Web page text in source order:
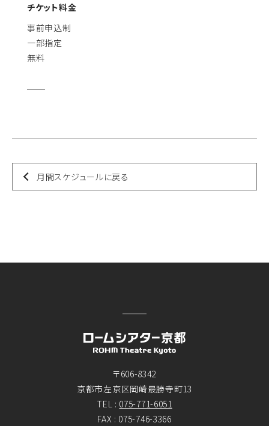
チケット料金
事前申込制
一部指定
無料
月間スケジュールに戻る
〒606-8342
京都市左京区岡崎最勝寺町13
TEL : 075-771-6051
FAX : 075-746-3366